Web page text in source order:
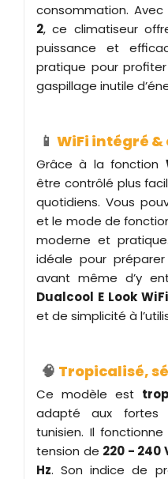
consommation. Avec
2, ce climatiseur
puissance et
pratique pour
gaspillage inutile
📱 WiFi intégré
Grâce à la fonction
être contrôlé plus
quotidiens. Vous
et le mode de
moderne et
idéale pour
avant même d’y
Dualcool E Look WiFi
et de simplicité à
🧠 Tropicalisé,
Ce modèle est
adapté aux
tunisien. Il
tension de 220 - 240
Hz. Son indice de